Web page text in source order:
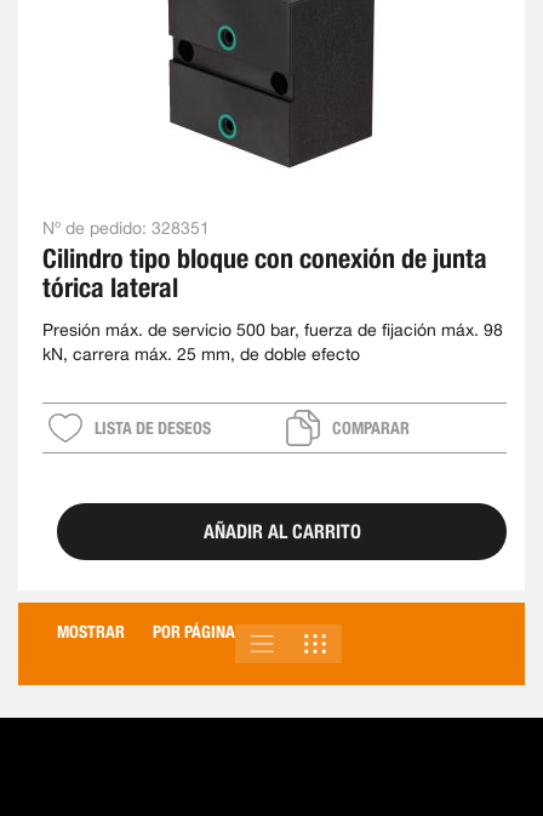
Nº de pedido: 328351
Cilindro tipo bloque con conexión de junta
tórica lateral
Presión máx. de servicio 500 bar, fuerza de fijación máx. 98
kN, carrera máx. 25 mm, de doble efecto
LISTA DE DESEOS COMPARAR
AÑADIR AL CARRITO
MOSTRAR POR PÁGINA
VER
COMO
LISTA